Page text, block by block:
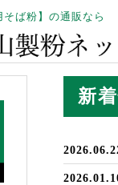
そば粉】の通販なら
新